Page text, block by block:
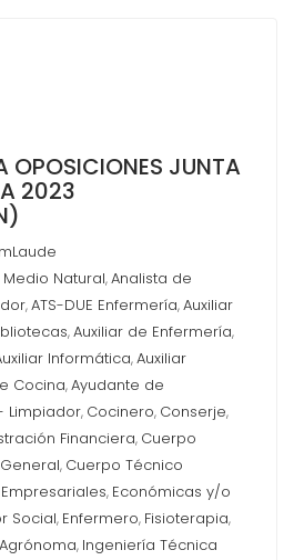
OPOSICIONES JUNTA
2023
Natural,Analista de
,ATS-DUE Enfermería,Auxiliar
,Auxiliar de Enfermería,
Informática,Auxiliar
Cocina,Ayudante de
Limpiador, Cocinero, Conserje,
Financiera, Cuerpo
, Cuerpo Técnico
, Económicas y/o
Social, Enfermero, Fisioterapia,
, Ingeniería Técnica